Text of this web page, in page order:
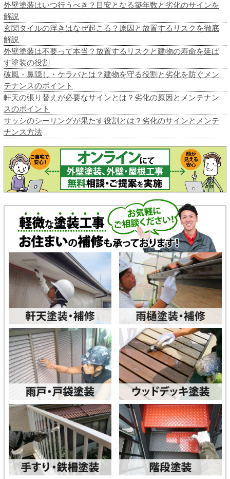
外壁塗装はいつ行うべき？目安となる築年数と劣化のサインを
解説
玄関タイルの浮きはなぜ起こる？原因と放置するリスクを徹底
解説
外壁塗装は不要って本当？放置するリスクと建物の寿命を延ば
す塗装の役割
破風・鼻隠し・ケラバとは？建物を守る役割と劣化を防ぐメン
テナンスのポイント
軒天の張り替えが必要なサインとは？劣化の原因とメンテナン
スのポイント
サッシのシーリングが果たす役割とは？劣化のサインとメンテ
ナンス方法